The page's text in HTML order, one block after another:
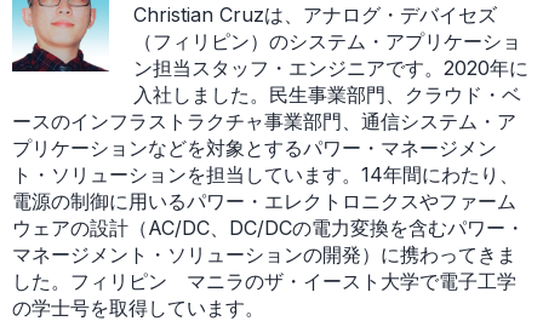
Christian Cruzは、アナログ・デバイセズ
（フィリピン）のシステム・アプリケーショ
ン担当スタッフ・エンジニアです。2020年に
入社しました。民生事業部門、クラウド・ベ
ースのインフラストラクチャ事業部門、通信システム・ア
プリケーションなどを対象とするパワー・マネージメン
ト・ソリューションを担当しています。14年間にわたり、
電源の制御に用いるパワー・エレクトロニクスやファーム
ウェアの設計（AC/DC、DC/DCの電力変換を含むパワー・
マネージメント・ソリューションの開発）に携わってきま
した。フィリピン マニラのザ・イースト大学で電子工学
の学士号を取得しています。